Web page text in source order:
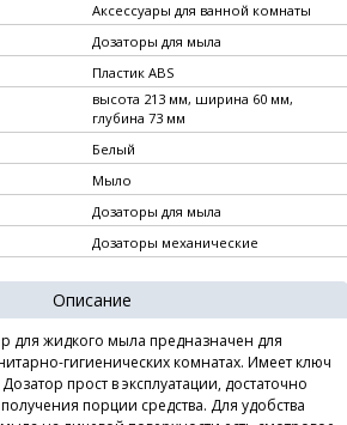
Аксессуары для ванной комнаты
Дозаторы для мыла
Пластик ABS
высота 213 мм, ширина 60 мм,
глубина 73 мм
Белый
Мыло
Дозаторы для мыла
Дозаторы механические
Описание
для жидкого мыла предназначен для
гигиенических комнатах. Имеет ключ
прост в эксплуатации, достаточно
порции средства. Для удобства